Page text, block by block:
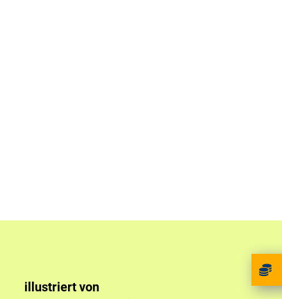
illustriert von